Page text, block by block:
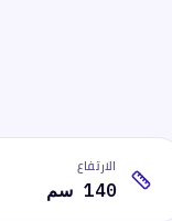
الارتفاع
140 سم